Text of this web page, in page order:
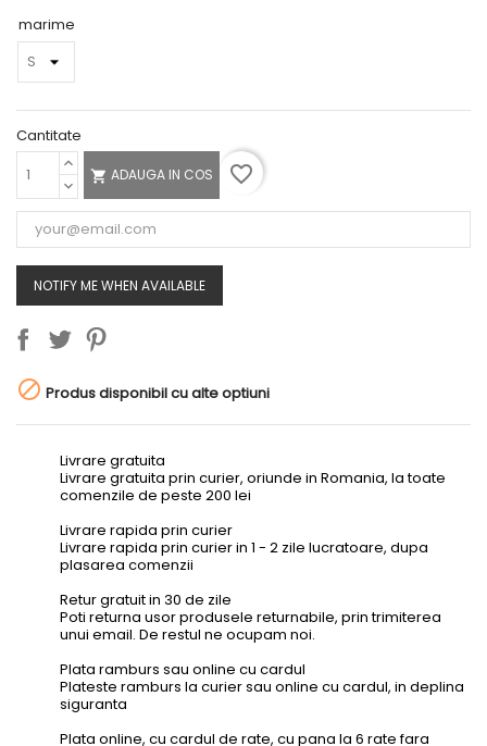
marime
Cantitate
 ADAUGA IN COS favorite_border
NOTIFY ME WHEN AVAILABLE
 Produs disponibil cu alte optiuni
Livrare gratuita
Livrare gratuita prin curier, oriunde in Romania, la toate
comenzile de peste 200 lei
Livrare rapida prin curier
Livrare rapida prin curier in 1 - 2 zile lucratoare, dupa
plasarea comenzii
Retur gratuit in 30 de zile
Poti returna usor produsele returnabile, prin trimiterea
unui email. De restul ne ocupam noi.
Plata ramburs sau online cu cardul
Plateste ramburs la curier sau online cu cardul, in deplina
siguranta
Plata online, cu cardul de rate, cu pana la 6 rate fara